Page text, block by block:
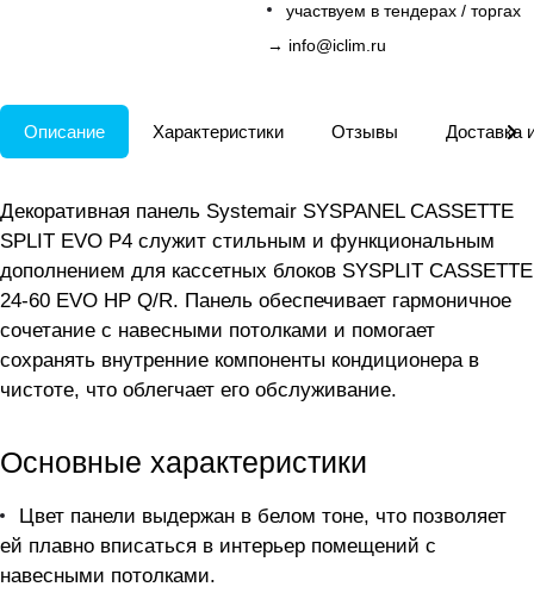
участвуем в тендерах / торгах
→ info@iclim.ru
Описание Характеристики Отзывы Доставка
Декоративная панель Systemair SYSPANEL CASSETTE
SPLIT EVO P4 служит стильным и функциональным
дополнением для кассетных блоков SYSPLIT CASSETTE
24-60 EVO HP Q/R. Панель обеспечивает гармоничное
сочетание с навесными потолками и помогает
сохранять внутренние компоненты кондиционера в
чистоте, что облегчает его обслуживание.
Основные характеристики
Цвет панели выдержан в белом тонe, что позволяет
ей плавно вписаться в интерьер помещений с
навесными потолками.